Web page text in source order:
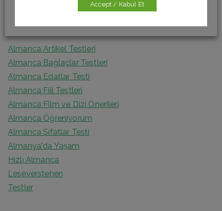
Almanca Artikel Testleri
Almanca Bağlaçlar Testleri
Almanca Edatlar Testi
Almanca Fiil Testleri
Almanca Film ve Dizi Önerileri
Almanca Öğreniyorum
Almanca Sıfatlar Testi
Almanya'da Yaşam
Hızlı Almanca
Leseverstehen
Testler
Accept / Kabul Et